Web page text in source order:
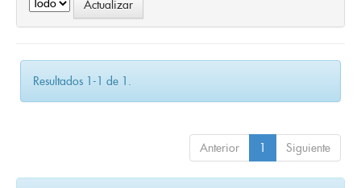
Resultados 1-1 de 1.
Anterior 1 Siguiente